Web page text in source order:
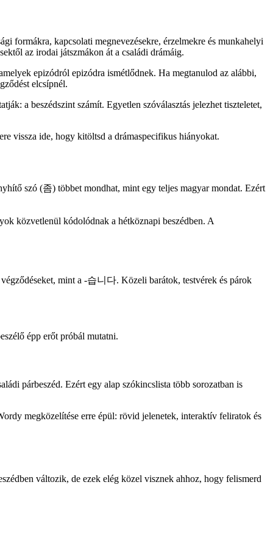
formákra, kapcsolati megnevezésekre, érzelmekre és munkahelyi
az irodai játszmákon át a családi drámáig.
epizódról epizódra ismétlődnek. Ha megtanulod az alábbi,
elcsípnél.
a beszédszint számít. Egyetlen szóválasztás jelezhet tiszteletet,
vissza ide, hogy kitöltsd a drámaspecifikus hiányokat.
szó (좀) többet mondhat, mint egy teljes magyar mondat. Ezért
közvetlenül kódolódnak a hétköznapi beszédben. A
mint a -습니다. Közeli barátok, testvérek és párok
épp erőt próbál mutatni.
párbeszéd. Ezért egy alap szókincslista több sorozatban is
megközelítése erre épül: rövid jelenetek, interaktív feliratok és
változik, de ezek elég közel visznek ahhoz, hogy felismerd